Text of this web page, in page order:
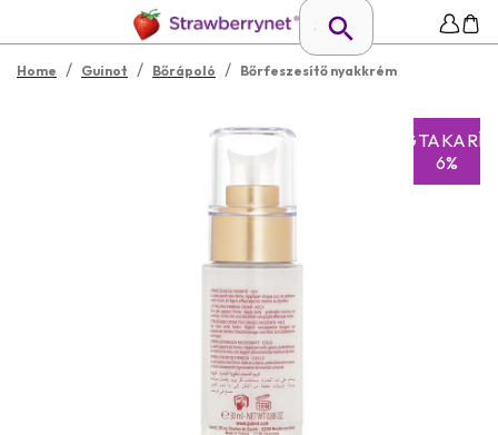
Home / Guinot / Bőrápoló / Bőrfeszesítő nyakkrém
6%